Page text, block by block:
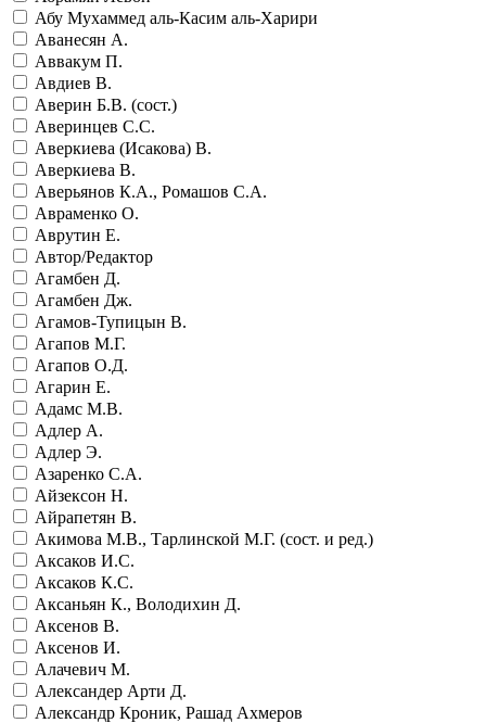
Абу Мухаммед аль-Касим аль-Харири
Аванесян А.
Аввакум П.
Авдиев В.
Аверин Б.В. (сост.)
Аверинцев С.С.
Аверкиева (Исакова) В.
Аверкиева В.
Аверьянов К.А., Ромашов С.А.
Авраменко О.
Аврутин Е.
Автор/Редактор
Агамбен Д.
Агамбен Дж.
Агамов-Тупицын В.
Агапов М.Г.
Агапов О.Д.
Агарин Е.
Адамс М.В.
Адлер А.
Адлер Э.
Азаренко С.А.
Айзексон Н.
Айрапетян В.
Акимова М.В., Тарлинской М.Г. (сост. и ред.)
Аксаков И.С.
Аксаков К.С.
Аксаньян К., Володихин Д.
Аксенов В.
Аксенов И.
Алачевич М.
Александер Арти Д.
Александр Кроник, Рашад Ахмеров